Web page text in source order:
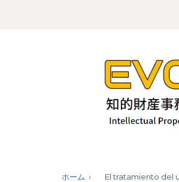
ホーム El tratamiento del